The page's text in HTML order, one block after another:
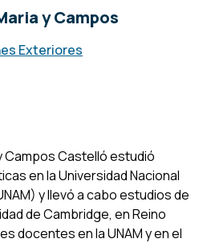
y Campos
Exteriores
Campos Castelló estudió
en la Universidad Nacional
y llevó a cabo estudios de
de Cambridge, en Reino
docentes en la UNAM y en el